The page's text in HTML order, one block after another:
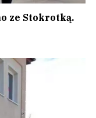
ze Stokrotką.